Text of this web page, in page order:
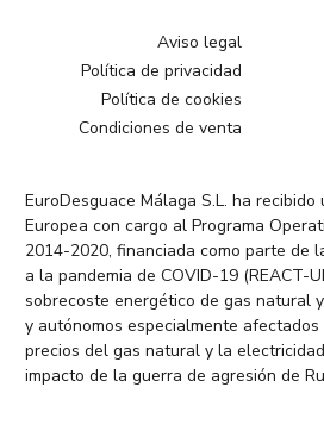
Aviso legal
Política de privacidad
Política de cookies
Condiciones de venta
EuroDesguace Málaga S.L. ha
Europea con cargo al Programa
2014-2020, financiada como parte de
a la pandemia de COVID-19 (REACT-
sobrecoste energético de gas natural
y autónomos especialmente
precios del gas natural y la
impacto de la guerra de agresión de